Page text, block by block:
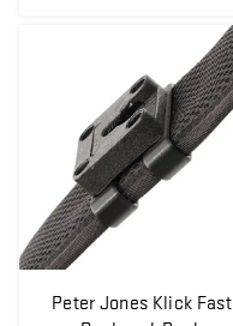
Peter Jones Klick Fast